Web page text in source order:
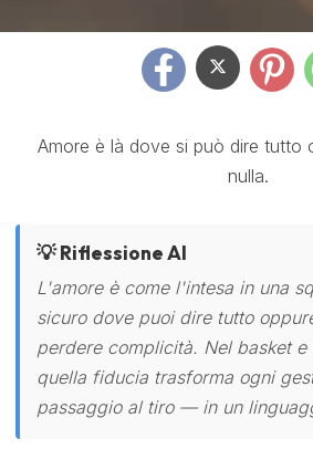
Amore è là dove si può dire tutto
nulla.
💡 Riflessione AI
L'amore è come l'intesa in una
sicuro dove puoi dire tutto
perdere complicità. Nel basket e
quella fiducia trasforma ogni
passaggio al tiro — in un